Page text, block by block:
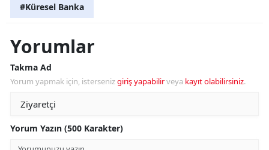
#Küresel Banka
Yorumlar
Takma Ad
Yorum yapmak için, istersenizgiriş yapabilirveya kayıt olabilirsiniz.
Yorum Yazın (500 Karakter)